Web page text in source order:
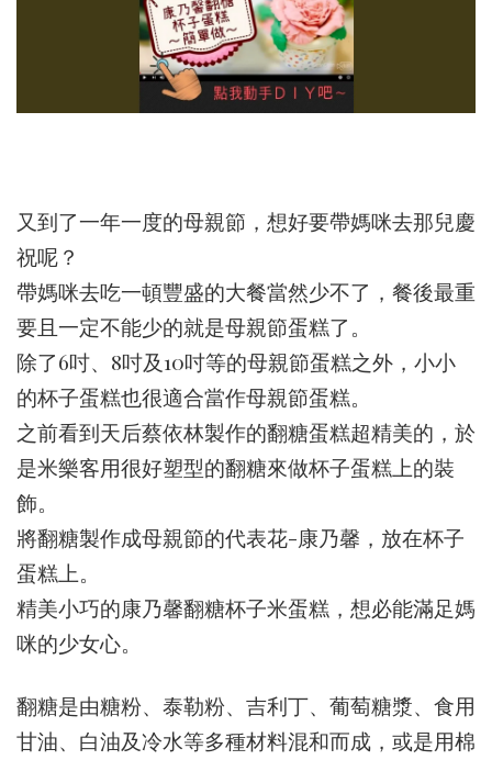
又到了一年一度的母親節，想好要帶媽咪去那兒慶
祝呢？
帶媽咪去吃一頓豐盛的大餐當然少不了，餐後最重
要且一定不能少的就是母親節蛋糕了。
除了6吋、8吋及10吋等的母親節蛋糕之外，小小
的杯子蛋糕也很適合當作母親節蛋糕。
之前看到天后蔡依林製作的翻糖蛋糕超精美的，於
是米樂客用很好塑型的翻糖來做杯子蛋糕上的裝
飾。
將翻糖製作成母親節的代表花-康乃馨，放在杯子
蛋糕上。
精美小巧的康乃馨翻糖杯子米蛋糕，想必能滿足媽
咪的少女心。
翻糖是由糖粉、泰勒粉、吉利丁、葡萄糖漿、食用
甘油、白油及冷水等多種材料混和而成，或是用棉